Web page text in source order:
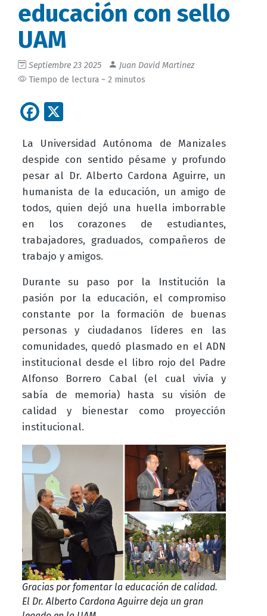
educación con sello
UAM
Septiembre 23 2025
Juan David Martinez
Tiempo de lectura ~ 2 minutos
Facebook
La Universidad Autónoma de Manizales
despide con sentido pésame y profundo
pesar al Dr. Alberto Cardona Aguirre, un
humanista de la educación, un amigo de
todos, quien dejó una huella imborrable
en los corazones de estudiantes,
trabajadores, graduados, compañeros de
trabajo y amigos.
Durante su paso por la Institución la
pasión por la educación, el compromiso
constante por la formación de buenas
personas y ciudadanos líderes en las
comunidades, quedó plasmado en el ADN
institucional desde el libro rojo del Padre
Alfonso Borrero Cabal (el cual vivía y
sabía de memoria) hasta su visión de
calidad y bienestar como proyección
institucional.
Gracias por fomentar la educación de calidad.
El Dr. Alberto Cardona Aguirre deja un gran